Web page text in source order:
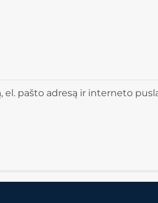
pašto adresą ir interneto